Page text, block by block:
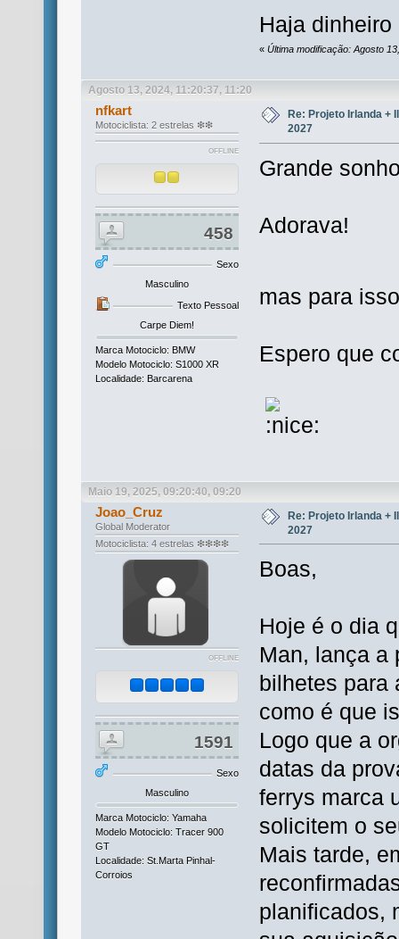
Haja dinheiro
« Última modificação: Agosto
Agosto 13, 2024, 11:20:37, 11:20
nfkart
Motociclista: 2 estrelas ❇❇
OFFLINE
458
Sexo
Masculino
Texto Pessoal
Carpe Diem!
Marca Motociclo: BMW
Modelo Motociclo: S1000 XR
Localidade: Barcarena
Re: Projeto Irlanda +
2027
Grande
Adorava!
mas para
Espero que
Maio 19, 2025, 09:20:40, 09:20
Joao_Cruz
Global Moderator
Motociclista: 4 estrelas ❇❇❇❇
OFFLINE
1591
Sexo
Masculino
Marca Motociclo: Yamaha
Modelo Motociclo: Tracer 900
GT
Localidade: St.Marta Pinhal-
Corroios
Re: Projeto Irlanda +
2027
Boas,
Hoje é o dia
Man, lança a
bilhetes para
como é que
Logo que a
datas da
ferrys marca
solicitem o
Mais tarde,
planificados,